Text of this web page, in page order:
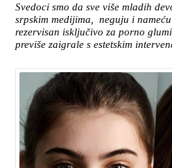
Svedoci smo da sve više mladih
srpskim medijima, neguju i
rezervisan isključivo za porno
previše zaigrale s estetskim